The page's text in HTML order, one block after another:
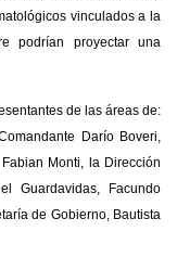
vinculados a la
podrían proyectar una
de las áreas de:
Darío Boveri,
Monti, la Dirección
Guardavidas, Facundo
de Gobierno, Bautista